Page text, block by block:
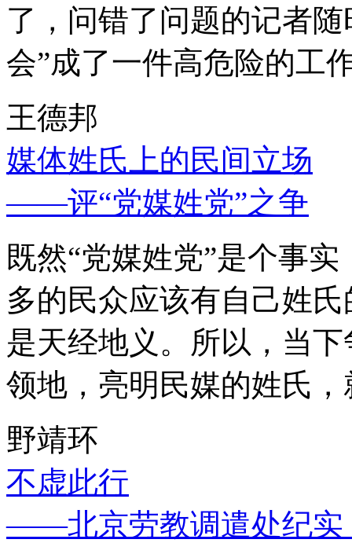
了，问错了问题的记者
会”成了一件高危险的工
王德邦
媒体姓氏上的民间立场
——评“党媒姓党”之争
既然“党媒姓党”是个事
多的民众应该有自己姓
是天经地义。所以，当
领地，亮明民媒的姓氏
野靖环
不虚此行
——北京劳教调遣处纪实